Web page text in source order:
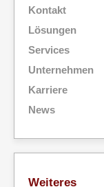
Kontakt
Lösungen
Services
Unternehmen
Karriere
News
Weiteres